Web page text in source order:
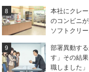
本社にクレ
のコンビニ
ソフトクリ
部署異動す
す」その結
職しました」 会社がパニックに陥